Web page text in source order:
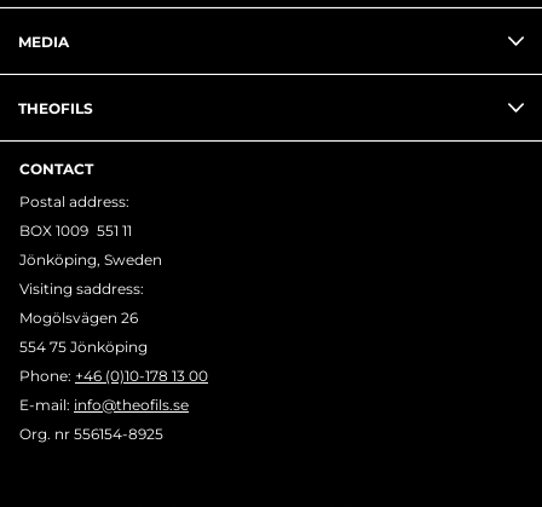
MEDIA
THEOFILS
CONTACT
Postal address:
BOX 1009 551 11
Jönköping, Sweden
Visiting saddress:
Mogölsvägen 26
554 75 Jönköping
Phone: +46 (0)10-178 13 00
E-mail: info@theofils.se
Org. nr 556154-8925